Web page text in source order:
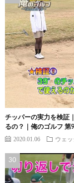
チッパーの実力を検証
るの？｜俺のゴルフ 第
2020.01.06 ウェ